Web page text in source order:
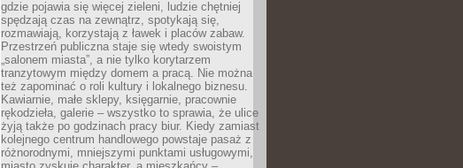
gdzie pojawia się więcej zieleni, ludzie chętniej
spędzają czas na zewnątrz, spotykają się,
rozmawiają, korzystają z ławek i placów zabaw.
Przestrzeń publiczna staje się wtedy swoistym
„salonem miasta”, a nie tylko korytarzem
tranzytowym między domem a pracą. Nie można
też zapominać o roli kultury i lokalnego biznesu.
Kawiarnie, małe sklepy, księgarnie, pracownie
rękodzieła, galerie – wszystko to sprawia, że ulice
żyją także po godzinach pracy biur. Kiedy zamiast
kolejnego centrum handlowego powstaje pasaż z
różnorodnymi, mniejszymi punktami usługowymi,